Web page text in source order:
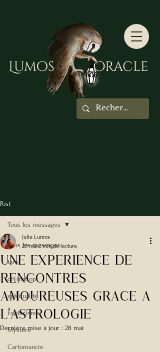
Lumos Oracle
Post
Tous les messages
tarot
divination
spiritualité
Esotérisme
Mystère
Cartomancie
Tous les messages
Une experience de
rencontres
amoureuses grace a
l'astrologie
Julie Lumos
20 mai2 min de lecture
Dernière mise à jour : 28 mai